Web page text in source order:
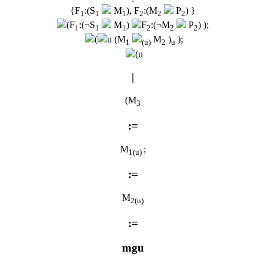
{F1:(S1 M1), F2:(M2 P2) }
(F1:(¬S1 M1) F2:(¬M2 P2) );
(
u (M1 (u) M2 )u );
(u
|
(M3
:=
M1 (u) ;
:=
M2(u)
:=
mgu